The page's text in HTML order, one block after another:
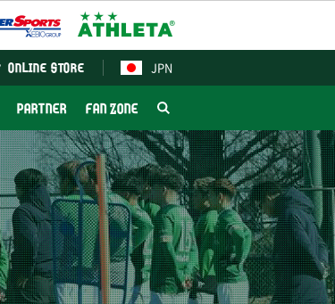
JPN
ONLINE STORE
PARTNER FAN ZONE